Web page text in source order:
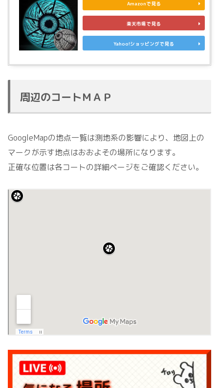
Amazonで見る
楽天市場で見る
Yahoo!ショッピングで見る
周辺のコートＭＡＰ
GoogleMapの地点一覧は測地系の影響により、地図上の
マークが示す地点はおおよその場所になります。
正確な位置は各コートの詳細ページをご確認ください。